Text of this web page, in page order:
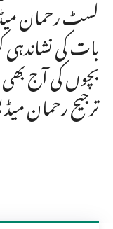
لسٹ رحمان
بات کی نشاندہی
بچوں کی آج
ترجیح رحمان